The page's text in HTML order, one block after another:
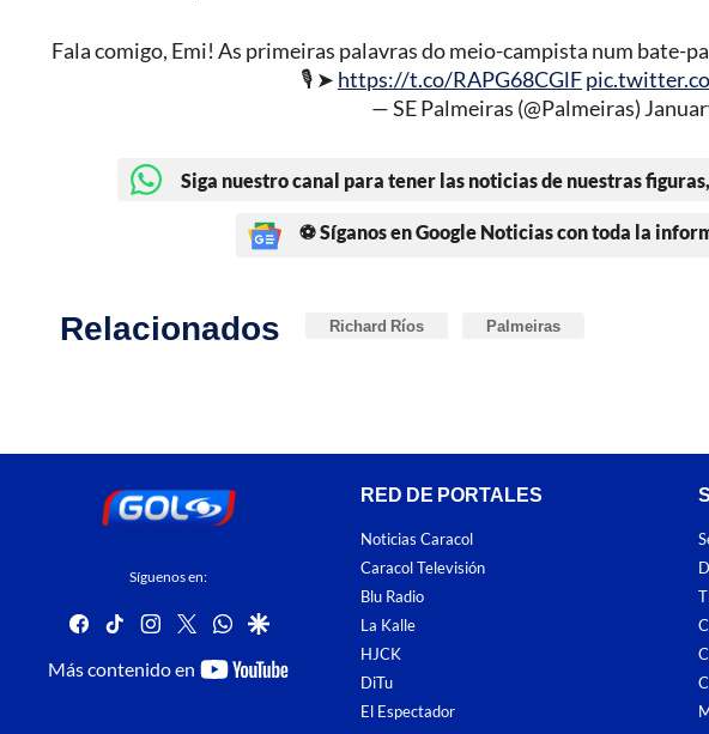
Fala comigo, Emi! As primeiras palavras do meio-campista num bate-
🎙️ ➤ https://t.co/RAPG68CGlF
— SE Palmeiras (@Palmeiras)
Siga nuestro canal para tener las noticias de nuestras
⚽ Síganos en Google Noticias con toda la
Relacionados Richard Ríos Palmeiras
Síguenos en:
facebook
tiktokinstagram
twitterwhatsapp
google
Más contenido en
youtube-
RED DE PORTALES
Noticias Caracol
Caracol Televisión
Blu Radio
La Kalle
HJCK
DiTu
El Espectador